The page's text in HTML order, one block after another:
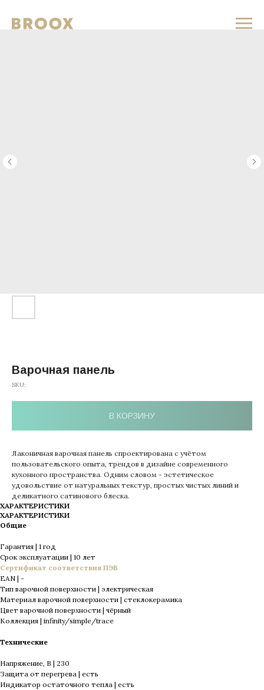
Варочная панель
SKU:
В КОРЗИНУ
Лаконичная варочная панель спроектирована с учётом
пользовательского опыта, трендов в дизайне современного
кухонного пространства. Одним словом - эстетическое
удовольствие от натуральных текстур, простых чистых линий и
деликатного сатинового блеска.
ХАРАКТЕРИСТИКИ
ХАРАКТЕРИСТИКИ
Общие
Гарантия | 1 год
Срок эксплуатации | 10 лет
Сертификат соответствия ПЭВ
EAN | -
Тип варочной поверхности | электрическая
Материал варочной поверхности | стеклокерамика
Цвет варочной поверхности | чёрный
Коллекция | infinity/simple/trace
Технические
Напряжение, В | 230
Защита от перегрева | есть
Индикатор остаточного тепла | есть